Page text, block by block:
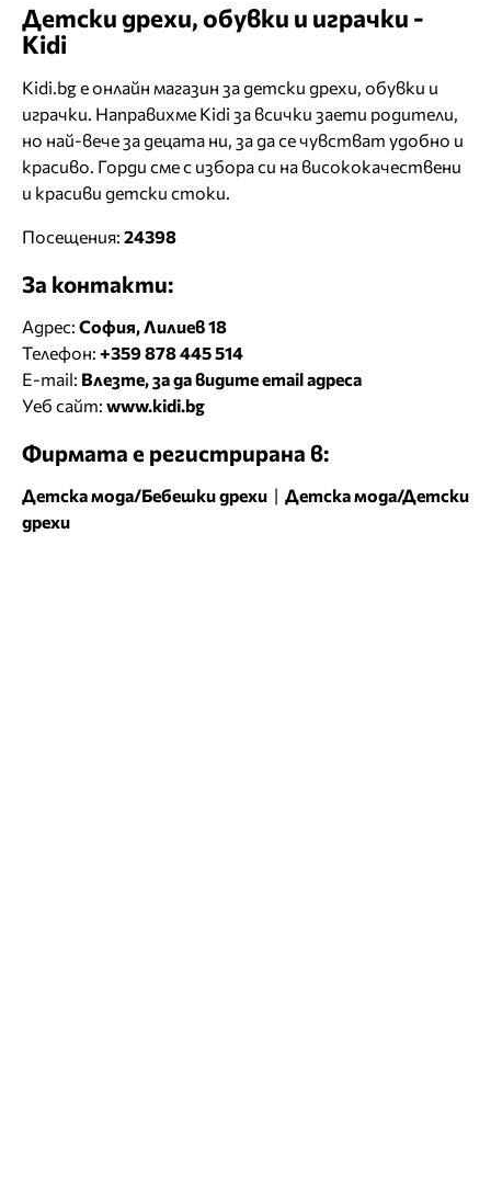
Детски дрехи, обувки и играчки -
Kidi
Kidi.bg e онлайн магазин за детски дрехи, обувки и
играчки. Направихме Kidi за всички заети родители,
но най-вече за децата ни, за да се чувстват удобно и
красиво. Горди сме с избора си на висококачествени
и красиви детски стоки.
Посещения: 24398
За контакти:
Адрес: София, Лилиев 18
Телефон: +359 878 445 514
E-mail: Влезте, за да видите email адреса
Уеб сайт: www.kidi.bg
Фирмата е регистрирана в:
Детска мода/Бебешки дрехи | Детска мода/Детски
дрехи